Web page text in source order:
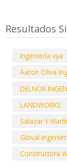
Resultados
Ingeniería vya
Aaron Oliva
DELNOR
LANDWORKS
Salazar Y
Gloval
Constructora